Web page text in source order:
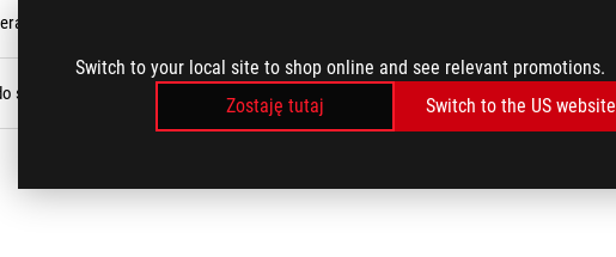
Switch to your local site to shop online and see relevant promotions.
Zostaję tutaj
Switch to the US website
(CVE-2026-45585)
szyfrowania urządzenia i standardowego szyfrowania BitLocker